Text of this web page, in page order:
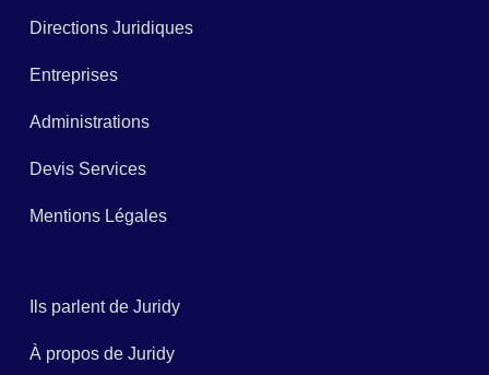
Directions Juridiques
Entreprises
Administrations
Devis Services
Mentions Légales
Ils parlent de Juridy
À propos de Juridy